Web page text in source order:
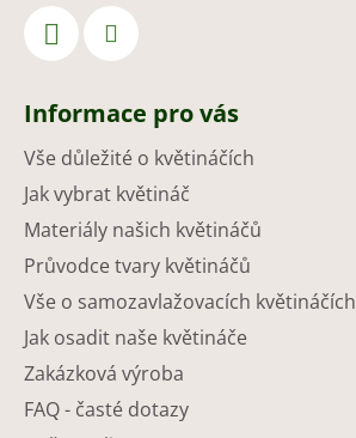
Informace pro vás
Vše důležité o květináčích
Jak vybrat květináč
Materiály našich květináčů
Průvodce tvary květináčů
Vše o samozavlažovacích květináčích
Jak osadit naše květináče
Zakázková výroba
FAQ - časté dotazy